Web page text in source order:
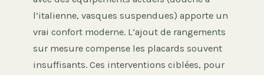
l’italienne, vasques suspendues) apporte un
vrai confort moderne. L’ajout de rangements
sur mesure compense les placards souvent
insuffisants. Ces interventions ciblées, pour